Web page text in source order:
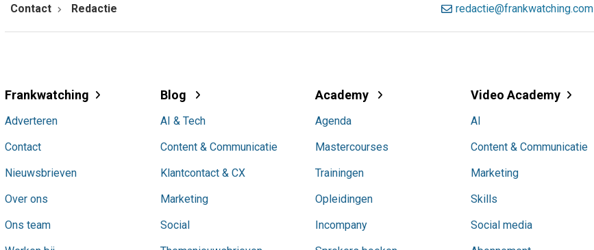
Contact Redactie redactie@frankwatching.com
Frankwatching
Adverteren
Contact
Nieuwsbrieven
Over ons
Ons team
Blog
AI & Tech
Content & Communicatie
Klantcontact & CX
Marketing
Social
Academy
Agenda
Mastercourses
Trainingen
Opleidingen
Incompany
Video Academy
AI
Content & Communicatie
Marketing
Skills
Social media